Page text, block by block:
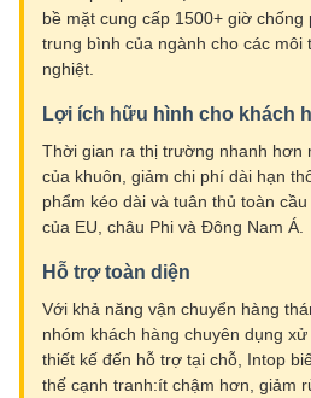
bề mặt cung cấp 1500+ giờ
trung bình của ngành cho các môi
nghiệt.
Lợi ích hữu hình cho khách
Thời gian ra thị trường nhanh hơn
của khuôn, giảm chi phí dài hạn
phẩm kéo dài và tuân thủ toàn
của EU, châu Phi và Đông Nam Á.
Hỗ trợ toàn diện
Với khả năng vận chuyển hàng
nhóm khách hàng chuyên dụng
thiết kế đến hỗ trợ tại chỗ, Intop
thế cạnh tranh:ít chậm hơn, giảm